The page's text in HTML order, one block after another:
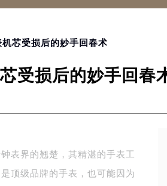
）
约）
预约）
芯受损后的妙手回春术
受损后的妙手回春
表界的翘楚，其精湛的手表工
顶级品牌的手表，也可能因为